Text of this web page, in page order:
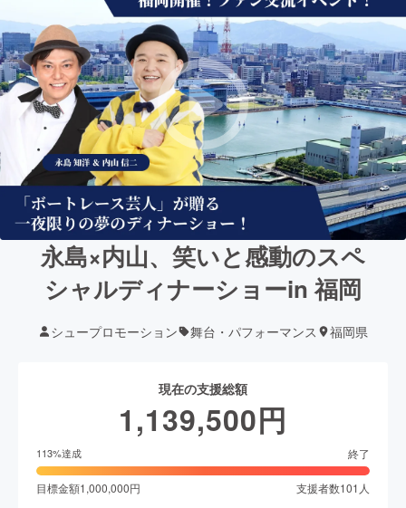
永島×内山、笑いと感動のスペ
シャルディナーショーin 福岡
シュープロモーション 舞台・パフォーマンス 福岡県
現在の支援総額
1,139,500円
113%達成 終了
目標金額1,000,000円 支援者数101 人